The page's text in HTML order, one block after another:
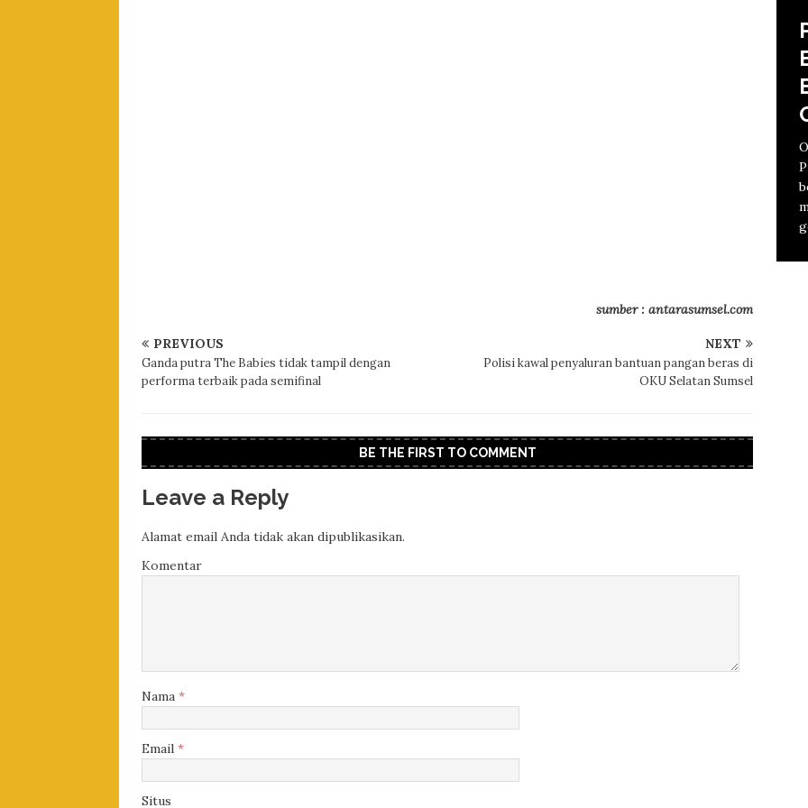
sumber : antarasumsel.com
PREVIOUS
Ganda putra The Babies tidak tampil dengan
performa terbaik pada semifinal
NEXT
Polisi kawal penyaluran bantuan pangan beras di
OKU Selatan Sumsel
BE THE FIRST TO COMMENT
Leave a Reply
Alamat email Anda tidak akan dipublikasikan.
Komentar
Nama *
Email *
Situs